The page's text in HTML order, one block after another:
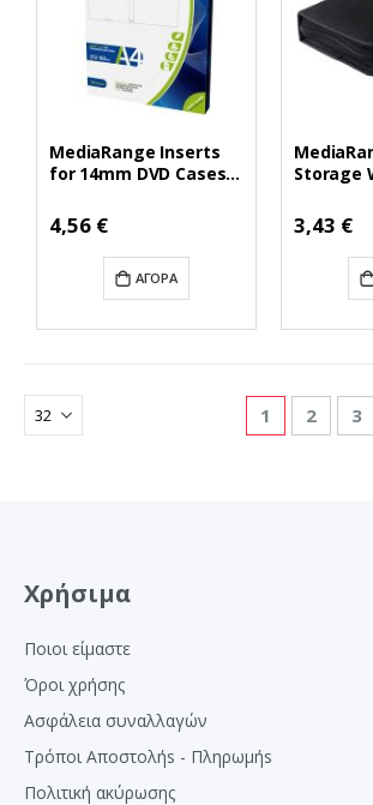
MediaRange Inserts
for 14mm DVD Cases
(MRINK121)
4,56 €
ΑΓΟΡΆ
Storage
3,43 €
Σελίδα
Διαβάζετε
1 Σελίδα
2 3
Χρήσιμα
Ποιοι είμαστε
Όροι χρήσης
Ασφάλεια συναλλαγών
Τρόποι Αποστολήs - Πληρωμήs
Πολιτική ακύρωσης